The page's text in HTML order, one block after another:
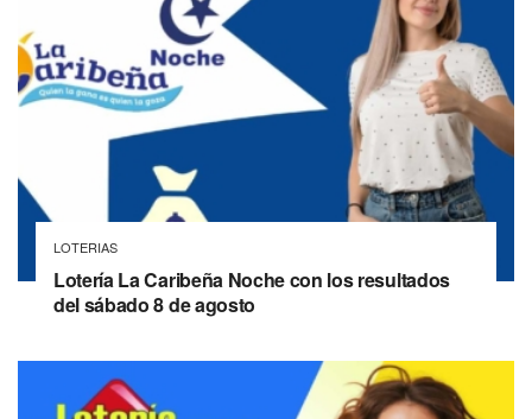
LOTERIAS
Lotería La Caribeña Noche con los resultados
del sábado 8 de agosto